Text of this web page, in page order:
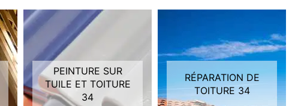
PEINTURE SUR
TUILE ET TOITURE
34
RÉPARATION DE
TOITURE 34